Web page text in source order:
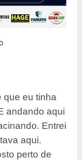
que eu tinha
andando aqui
Entrei
aqui.
perto de